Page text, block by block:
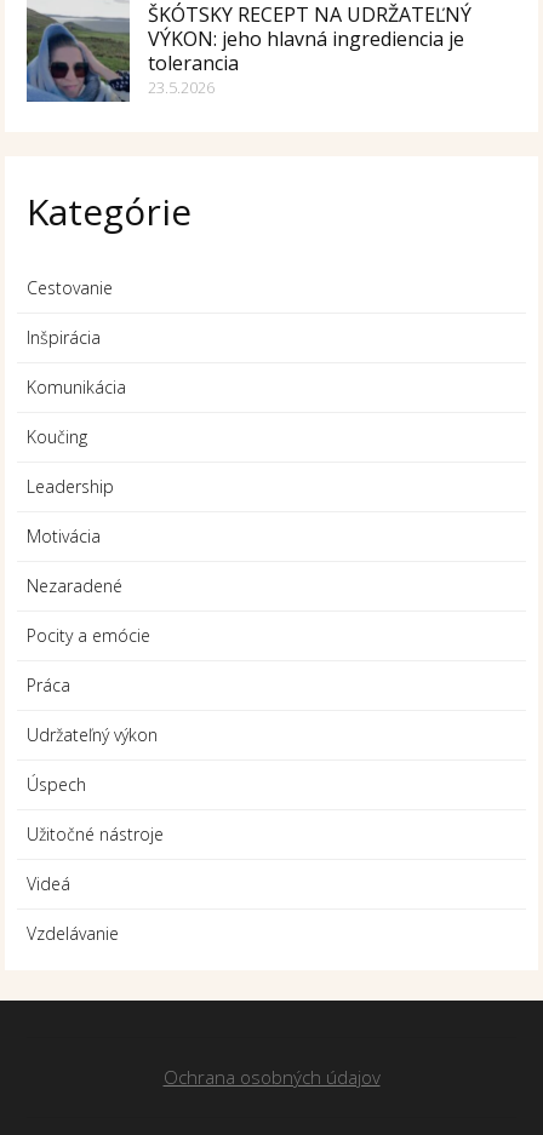
ŠKÓTSKY RECEPT NA UDRŽATEĽNÝ
VÝKON: jeho hlavná ingrediencia je
tolerancia
23.5.2026
Kategórie
Cestovanie
Inšpirácia
Komunikácia
Koučing
Leadership
Motivácia
Nezaradené
Pocity a emócie
Práca
Udržateľný výkon
Úspech
Užitočné nástroje
Videá
Vzdelávanie
Ochrana osobných údajov